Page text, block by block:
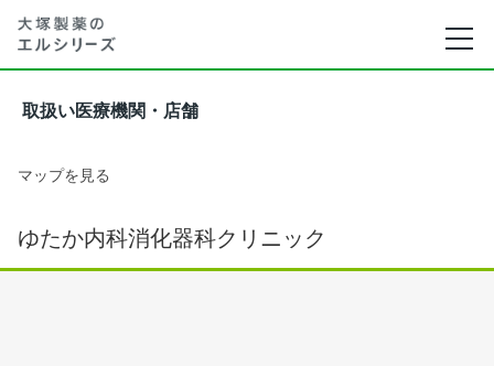
取扱い医療機関・店舗
マップを見る
ゆたか内科消化器科クリニック